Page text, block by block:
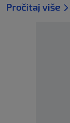
Pročitaj više